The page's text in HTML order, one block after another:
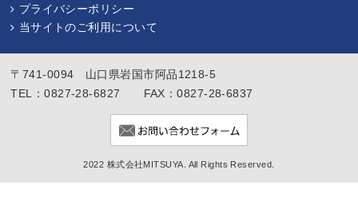
プライバシーポリシー
当サイトのご利用について
〒741-0094 山口県岩国市阿品1218-5
TEL：0827-28-6827 FAX：0827-28-6837
2022 株式会社MITSUYA. All Rights Reserved.